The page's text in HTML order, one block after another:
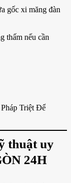
gốc xi măng đàn
thấm nếu cần
Triệt Để
thuật uy
24H